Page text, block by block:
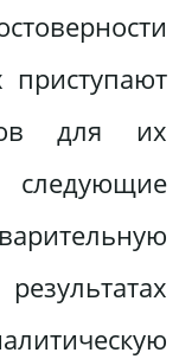
для их